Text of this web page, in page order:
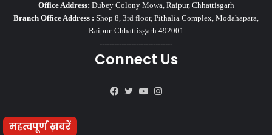
Office Address: Dubey Colony Mowa, Raipur, Chhattisgarh
Branch Office Address : Shop 8, 3rd floor, Pithalia Complex, Modahapara,
Raipur. Chhattisgarh 492001
------------------------------
Connect Us
Facebook
TwitterYouTube
महत्वपूर्ण ख़बरें